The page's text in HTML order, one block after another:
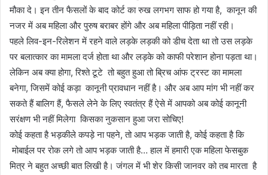
मौका दे। इन तीन फैसलों के बाद कोर्ट का रुख लगभग साफ हो गया है, कानून की
नजर में अब महिला और पुरुष बराबर होंगे और अब महिला पीड़िता नहीं रही।
पहले लिव-इन-रिलेशन में रहने वाले लड़के लड़की को डीच देता था तो उस लड़के
पर बलात्कार का मामला दर्ज होता था और लड़के को काफी परेशान होना पड़ता था।
लेकिन अब क्या होगा, रिश्ते टूटे तो बहुत हुआ तो ब्रिच आंफ ट्रस्ट का मामला
बनेगा, जिसमें कोई कड़ा कानूनी प्रावधान नहीं है। और अब आप मांग भी नहीं कर
सकते हैं बालिग हैं, फैसले लेने के लिए स्वतंत्र हैं ऐसे में आपको अब कोई कानूनी
सरंक्षण भी नहीं मिलेगा किसका नुकसान हुआ जरा सोचिए!
कोई कहता है भड़कीले कपड़े ना पहने, तो आप भड़क जाती है, कोई कहता है कि
मोबाईल पर रोक लगे तो आप भड़क जाती है… हाल में हमारी एक महिला फेसबुक
मित्र ने बहुत अच्छी बात लिखी है। जंगल में भी शेर किसी जानवर को तब मारता है